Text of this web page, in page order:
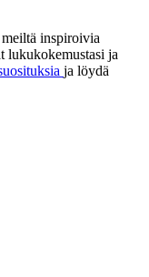
inspiroivia
lukukokemustasi ja
ja löydä